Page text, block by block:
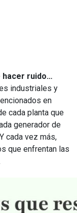
hacer ruido…
industriales y
en
cada planta que
generador de
cada vez más,
que enfrentan las